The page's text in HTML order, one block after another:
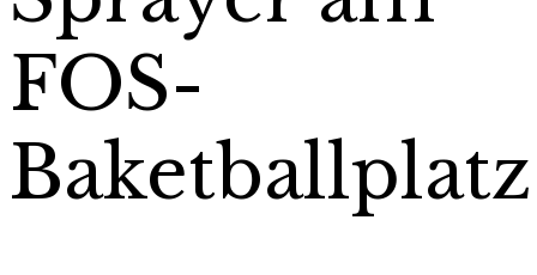
FOS-
Baketballplatz